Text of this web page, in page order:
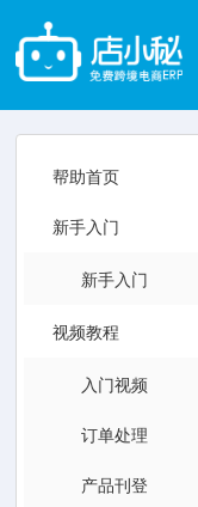
帮助首页
新手入门
新手入门
视频教程
入门视频
订单处理
产品刊登